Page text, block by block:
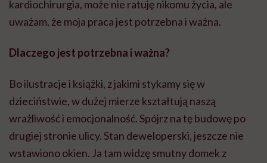
kardiochirurgia, może nie ratuję nikomu życia, ale
uważam, że moja praca jest potrzebna i ważna.
Dlaczego jest potrzebna i ważna?
Bo ilustracje i książki, z jakimi stykamy się w
dzieciństwie, w dużej mierze kształtują naszą
wrażliwość i emocjonalność. Spójrz na tę budowę po
drugiej stronie ulicy. Stan deweloperski, jeszcze nie
wstawiono okien. Ja tam widzę smutny domek z